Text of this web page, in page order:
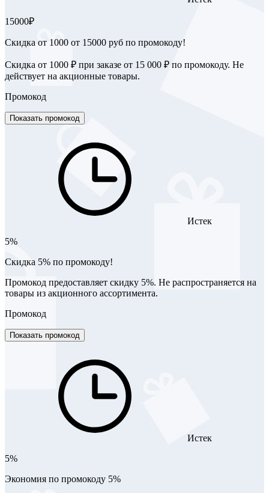
15000₽
Скидка от 1000 от 15000 руб по промокоду!
Скидка от 1000 ₽ при заказе от 15 000 ₽ по промокоду. Не
действует на акционные товары.
Промокод
Показать промокод
Истек
5%
Скидка 5% по промокоду!
Промокод предоставляет скидку 5%. Не распространяется на
товары из акционного ассортимента.
Промокод
Показать промокод
Истек
5%
Экономия по промокоду 5%